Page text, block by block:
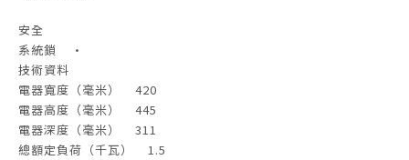
安全
系統鎖 •
技術資料
電器寬度（毫米） 420
電器高度（毫米） 445
電器深度（毫米） 311
總額定負荷（千瓦） 1.5